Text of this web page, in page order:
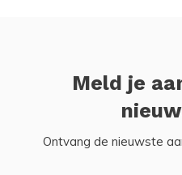
Meld je
Ontvang de nieuwste